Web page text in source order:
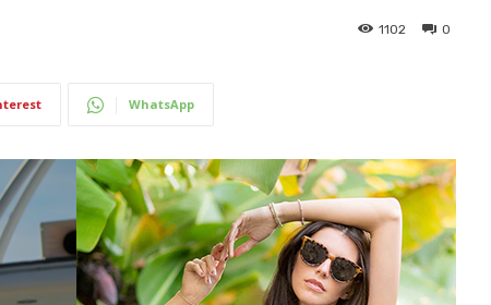
0
1102
WhatsApp